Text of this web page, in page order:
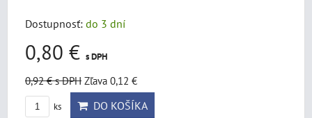
Dostupnosť: do 3 dní
0,80 € s DPH
0,92 €s DPH Zľava 0,12 €
ks DO KOŠÍKA